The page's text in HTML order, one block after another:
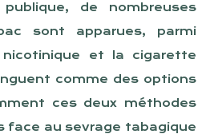
de nombreuses
sont apparues, parmi
nicotinique et la cigarette
comme des options
ces deux méthodes
face au sevrage tabagique